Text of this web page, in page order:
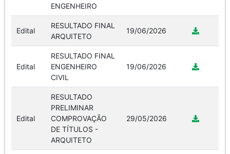
ENGENHEIRO
Edital
RESULTADO FINAL
ARQUITETO
19/06/2026
Edital
RESULTADO FINAL
ENGENHEIRO
CIVIL
19/06/2026
Edital
RESULTADO
PRELIMINAR
COMPROVAÇÃO
DE TÍTULOS -
ARQUITETO
29/05/2026